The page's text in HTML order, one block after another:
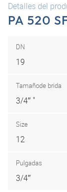
Detalles del
PA 520
DN
19
Tamañode brida
3/4″ "
Size
12
Pulgadas
3/4″